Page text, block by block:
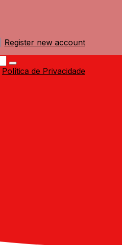
Register new account
Política de Privacidade